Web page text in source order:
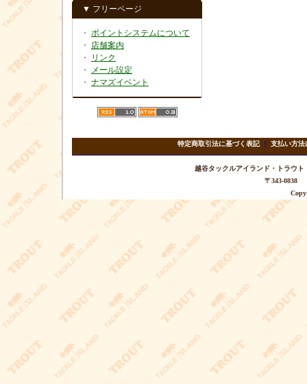
▼ フリーページ
・ ポイントシステムについて
・ 店舗案内
・
リンク
・
メール設定
・ ナマズイベント
特定商取引法に基づく表記｜ 支払い方法
越谷タックルアイランド・トラ
〒343-0838